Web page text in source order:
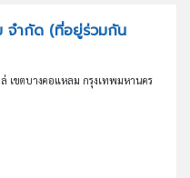
จำกัด (ที่อยู่ร่วมกัน
เขตบางคอแหลม กรุงเทพมหานคร